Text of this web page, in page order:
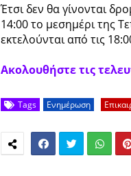
Έτσι δεν θα γίνονται
14:00 το μεσημέρι της
εκτελούνται από τις
Ακολουθήστε τις
Tags Ενημέρωση